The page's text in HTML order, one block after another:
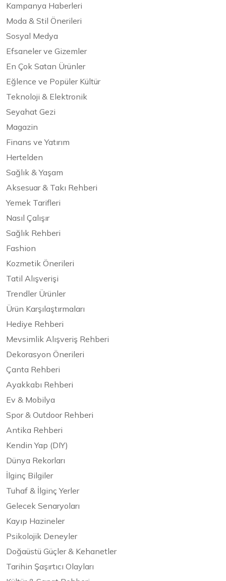
Kampanya Haberleri
Moda & Stil Önerileri
Sosyal Medya
Efsaneler ve Gizemler
En Çok Satan Ürünler
Eğlence ve Popüler Kültür
Teknoloji & Elektronik
Seyahat Gezi
Magazin
Finans ve Yatırım
Hertelden
Sağlık & Yaşam
Aksesuar & Takı Rehberi
Yemek Tarifleri
Nasıl Çalışır
Sağlık Rehberi
Fashion
Kozmetik Önerileri
Tatil Alışverişi
Trendler Ürünler
Ürün Karşılaştırmaları
Hediye Rehberi
Mevsimlik Alışveriş Rehberi
Dekorasyon Önerileri
Çanta Rehberi
Ayakkabı Rehberi
Ev & Mobilya
Spor & Outdoor Rehberi
Antika Rehberi
Kendin Yap (DIY)
Dünya Rekorları
İlginç Bilgiler
Tuhaf & İlginç Yerler
Gelecek Senaryoları
Kayıp Hazineler
Psikolojik Deneyler
Doğaüstü Güçler & Kehanetler
Tarihin Şaşırtıcı Olayları